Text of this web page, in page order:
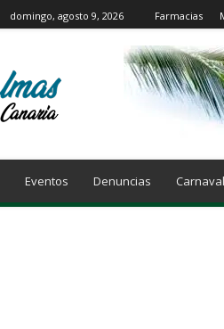
domingo, agosto 9, 2026 Farmacias
Eventos Denuncias Carnaval